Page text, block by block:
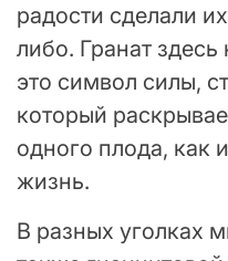
радости сделали
либо. Гранат
это символ силы,
который
одного плода, как
жизнь.
В разных уголках